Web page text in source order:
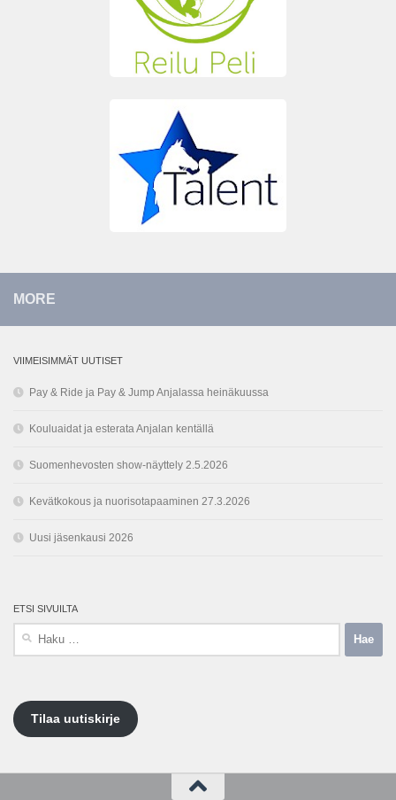
MORE
VIIMEISIMMÄT UUTISET
Pay & Ride ja Pay & Jump Anjalassa heinäkuussa
Kouluaidat ja esterata Anjalan kentällä
Suomenhevosten show-näyttely 2.5.2026
Kevätkokous ja nuorisotapaaminen 27.3.2026
Uusi jäsenkausi 2026
ETSI SIVUILTA
Tilaa uutiskirje